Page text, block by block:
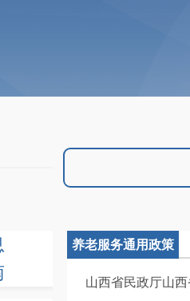
养老服务通用政策
山西省民政厅山